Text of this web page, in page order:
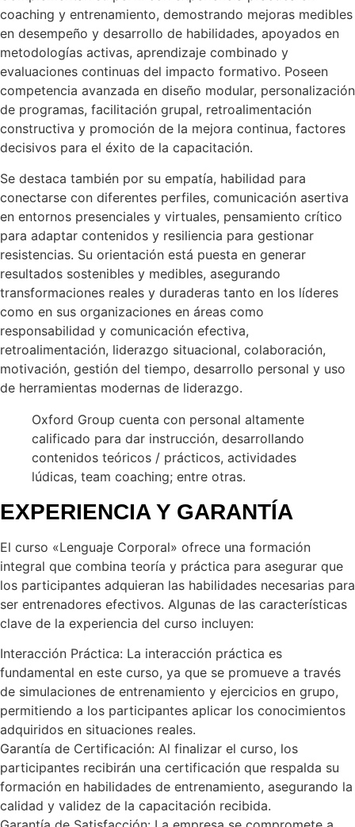
coaching y entrenamiento, demostrando mejoras medibles
en desempeño y desarrollo de habilidades, apoyados en
metodologías activas, aprendizaje combinado y
evaluaciones continuas del impacto formativo. Poseen
competencia avanzada en diseño modular, personalización
de programas, facilitación grupal, retroalimentación
constructiva y promoción de la mejora continua, factores
decisivos para el éxito de la capacitación.
Se destaca también por su empatía, habilidad para
conectarse con diferentes perfiles, comunicación asertiva
en entornos presenciales y virtuales, pensamiento crítico
para adaptar contenidos y resiliencia para gestionar
resistencias. Su orientación está puesta en generar
resultados sostenibles y medibles, asegurando
transformaciones reales y duraderas tanto en los líderes
como en sus organizaciones en áreas como
responsabilidad y comunicación efectiva,
retroalimentación, liderazgo situacional, colaboración,
motivación, gestión del tiempo, desarrollo personal y uso
de herramientas modernas de liderazgo.
Oxford Group cuenta con personal altamente
calificado para dar instrucción, desarrollando
contenidos teóricos / prácticos, actividades
lúdicas, team coaching; entre otras.
EXPERIENCIA Y GARANTÍA
El curso «Lenguaje Corporal» ofrece una formación
integral que combina teoría y práctica para asegurar que
los participantes adquieran las habilidades necesarias para
ser entrenadores efectivos. Algunas de las características
clave de la experiencia del curso incluyen:
Interacción Práctica: La interacción práctica es
fundamental en este curso, ya que se promueve a través
de simulaciones de entrenamiento y ejercicios en grupo,
permitiendo a los participantes aplicar los conocimientos
adquiridos en situaciones reales.
Garantía de Certificación: Al finalizar el curso, los
participantes recibirán una certificación que respalda su
formación en habilidades de entrenamiento, asegurando la
calidad y validez de la capacitación recibida.